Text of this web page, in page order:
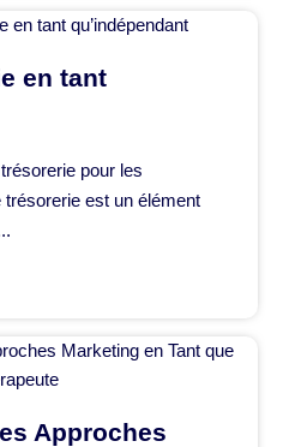
en tant
pour les
trésorerie est un élément
Approches